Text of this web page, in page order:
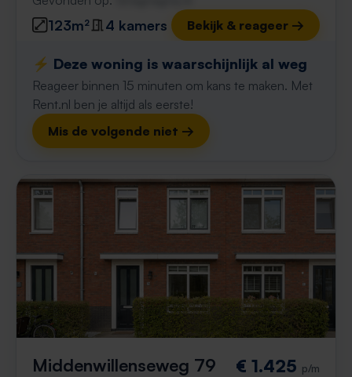
123m² 4 kamers Bekijk & reageer →
⚡️ Deze woning is waarschijnlijk al weg
Reageer binnen 15 minuten om kans te maken. Met
Rent.nl ben je altijd als eerste!
Mis de volgende niet →
Middenwillenseweg 79 € 1.425 p/m